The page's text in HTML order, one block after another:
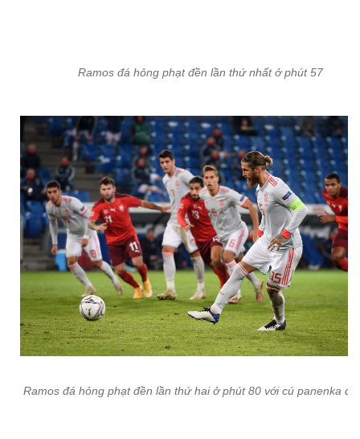
Ramos đá hỏng phạt đền lần thứ hai ở phút 80 với cú panenka